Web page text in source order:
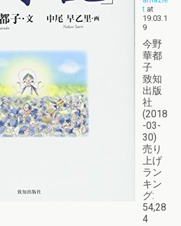
t at
19.03.1
9
今野
華都
子
致知
出版
社
(2018
-03-
30)
売り
上げ
ラン
キン
グ:
54,28
4